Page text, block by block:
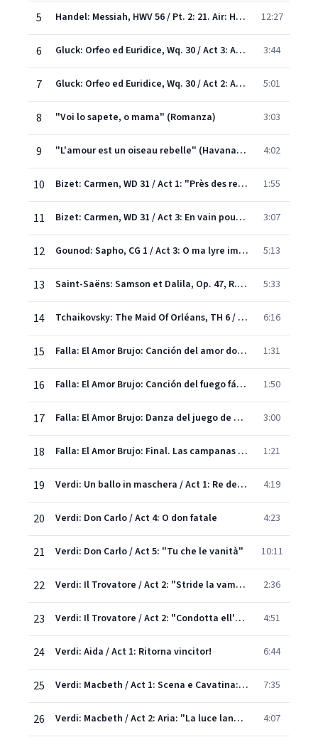
5 Handel: Messiah, HWV 56 / Pt. 2: 21. Air: He Was Despised 12:27
6 Gluck: Orfeo ed Euridice, Wq. 30 / Act 3: Aria: "Che farò senza Euridice?" 3:44
7 Gluck: Orfeo ed Euridice, Wq. 30 / Act 2: Arioso: "Che puro ciel, che chiaro sol" 5:01
8 "Voi lo sapete, o mama" (Romanza) 3:03
9 "L'amour est un oiseau rebelle" (Havanaise) 4:02
10 Bizet: Carmen, WD 31 / Act 1: "Près des remparts de Séville" 1:55
11 Bizet: Carmen, WD 31 / Act 3: En vain pour éviter les réponses amères 3:07
12 Gounod: Sapho, CG 1 / Act 3: O ma lyre immortelle 5:13
13 Saint-Saëns: Samson et Dalila, Op. 47, R. 288 / Act 2: "Mon coeur s'ouvre à ta voix" 5:33
14 Tchaikovsky: The Maid Of Orléans, TH 6 / Act 1: Adieu, frets (Joan's Aria) 6:16
15 Falla: El Amor Brujo: Canción del amor dolido 1:31
16 Falla: El Amor Brujo: Canción del fuego fátuo 1:50
17 Falla: El Amor Brujo: Danza del juego de amor 3:00
18 Falla: El Amor Brujo: Final. Las campanas del amanecer 1:21
19 Verdi: Un ballo in maschera / Act 1: Re dell'abisso affrettati 4:19
20 Verdi: Don Carlo / Act 4: O don fatale 4:23
21 Verdi: Don Carlo / Act 5: "Tu che le vanità" 10:11
22 Verdi: Il Trovatore / Act 2: "Stride la vampa!" 2:36
23 Verdi: Il Trovatore / Act 2: "Condotta ell'era in ceppi" 4:51
24 Verdi: Aida / Act 1: Ritorna vincitor! 6:44
25 Verdi: Macbeth / Act 1: Scena e Cavatina: "Nel dì della vittoria io le incontrai" 7:35
26 Verdi: Macbeth / Act 2: Aria: "La luce langue" 4:07